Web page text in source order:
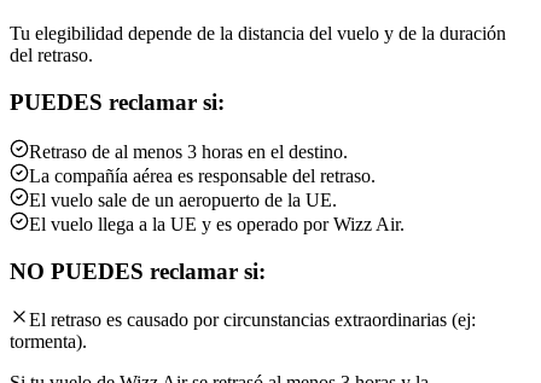
Tu elegibilidad depende de la distancia del vuelo y de la duración
del retraso.
PUEDES reclamar si:
Retraso de al menos 3 horas en el destino.
La compañía aérea es responsable del retraso.
El vuelo sale de un aeropuerto de la UE.
El vuelo llega a la UE y es operado por Wizz Air.
NO PUEDES reclamar si:
El retraso es causado por circunstancias extraordinarias (ej:
tormenta).